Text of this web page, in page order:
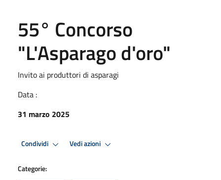
55° Concorso
"L'Asparago d'oro"
Invito ai produttori di asparagi
Data :
31 marzo 2025
Condividi Vedi azioni
Categorie: